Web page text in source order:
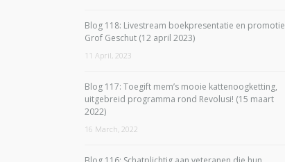
Blog 118: Livestream boekpresentatie en promotie
Grof Geschut (12 april 2023)
11 April, 2023
Blog 117: Toegift mem’s mooie kattenoogketting,
uitgebreid programma rond Revolusi! (15 maart
2022)
16 March, 2022